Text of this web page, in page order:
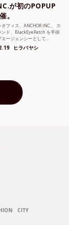
が初のPOPUP
。
フィス、ANCHOR INC.。 ス
ンド、BlackEyePatch を手掛
ージェンシーとして...
ヒラバヤシ
CITY